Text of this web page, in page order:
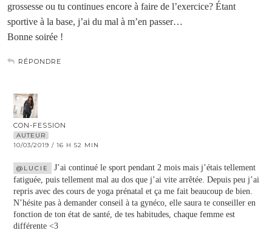
grossesse ou tu continues encore à faire de l’exercice? Étant
sportive à la base, j’ai du mal à m’en passer…
Bonne soirée !
RÉPONDRE
CON-FESSION
AUTEUR
10/03/2019 / 16 H 52 MIN
@LUCIE
J’ai continué le sport pendant 2 mois mais j’étais tellement
fatiguée, puis tellement mal au dos que j’ai vite arrêtée. Depuis peu j’ai
repris avec des cours de yoga prénatal et ça me fait beaucoup de bien.
N’hésite pas à demander conseil à ta gynéco, elle saura te conseiller en
fonction de ton état de santé, de tes habitudes, chaque femme est
différente <3